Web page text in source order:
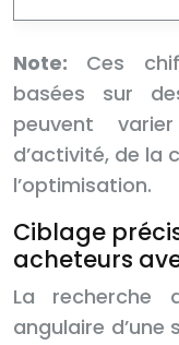
Note: Ces
basées sur
peuvent
d’activité, de la
l’optimisation.
Ciblage
acheteurs
La recherche
angulaire d’une